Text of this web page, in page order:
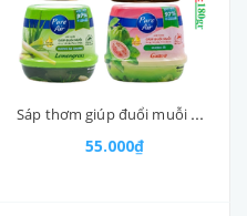
Sáp thơm giúp đuổi muỗi pure Air hộp 180gr
55.000₫